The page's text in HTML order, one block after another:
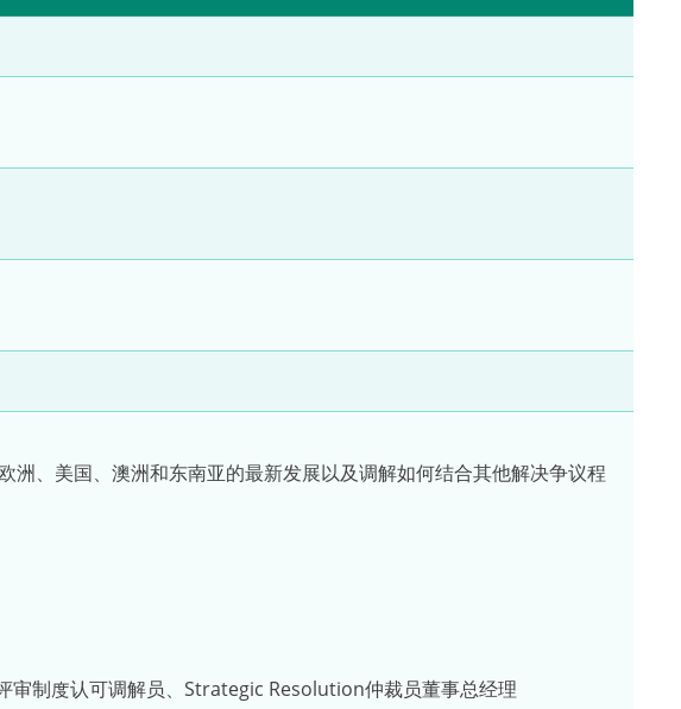
、美国、澳洲和东南亚的最新发展以及调解如何结合其他解决争议程
审制度认可调解员、Strategic Resolution仲裁员董事总经理